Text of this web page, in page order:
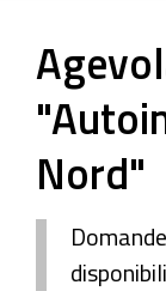
Nord"
disponibili